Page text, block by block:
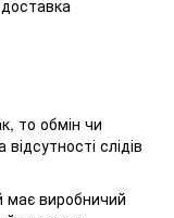
то обмін чи
слідів
має виробничий